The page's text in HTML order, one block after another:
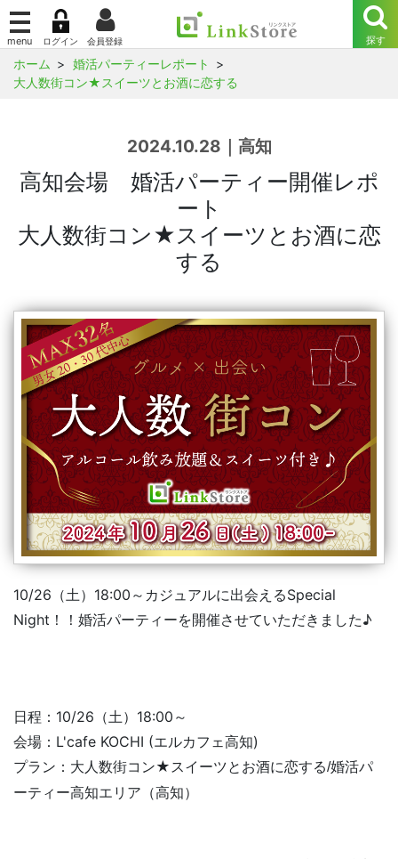
ホーム
婚活パーティーレポート
大人数街コン★スイーツとお酒に恋する
2024.10.28｜高知
高知会場 婚活パーティー開催レポ
ート
大人数街コン★スイーツとお酒に恋
する
10/26（土）18:00～カジュアルに出会えるSpecial
Night！！婚活パーティーを開催させていただきました♪
日程：10/26（土）18:00～
会場：L'cafe KOCHI (エルカフェ高知)
プラン： 大人数街コン★スイーツとお酒に恋する/婚活パ
ーティー高知エリア（高知）